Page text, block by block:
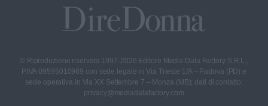
© Riproduzione riservata 1997-2026 Editore Media Data Factory S.R.L.,
P.IVA 09595010969 con sede legale in Via Trieste 1/A – Padova (PD) e
sede operativa in Via XX Settembre 7 – Monza (MB); dati di contatto:
privacy@mediadatafactory.com